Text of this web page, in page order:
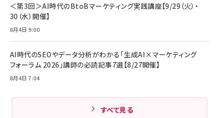
＜第3回＞AI時代のBtoBマーケティング実践講座【9/29（火）・
30（水）開催】
8月4日 9:00
AI時代のSEOやデータ分析がわかる「生成AI×マーケティング
フォーラム 2026」講師の必読記事7選【8/27開催】
8月4日 7:04
すべて見る